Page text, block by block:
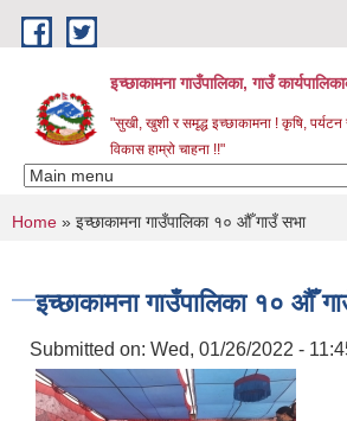
Skip to main content
इच्छाकामना गाउँपालिका, गाउँ
"सुखी, खुशी र समृद्ध इच्छाकामना ! कृषि, पर्यटन र
विकास हाम्रो चाहना !!"
You are here
Home » इच्छाकामना गाउँपालिका १० औँ गाउँ सभा
इच्छाकामना गाउँपालिका १० औँ
Submitted on: Wed, 01/26/2022 -